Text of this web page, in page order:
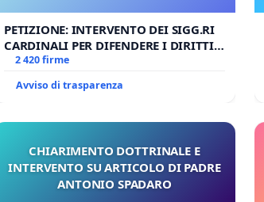
PETIZIONE: INTERVENTO DEI SIGG.RI
CARDINALI PER DIFENDERE I DIRITTI
DELLA SEDE APOSTOLICA (ART. 3 UDG)
2 420 firme
Avviso di trasparenza
CHIARIMENTO DOTTRINALE E
INTERVENTO SU ARTICOLO DI PADRE
ANTONIO SPADARO